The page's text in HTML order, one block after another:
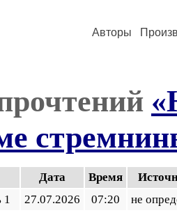
Авторы
Дата Время
1
27.07.2026 07:20 не